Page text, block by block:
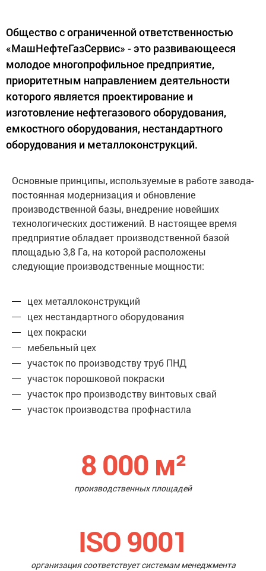
Общество с ограниченной ответственностью
«МашНефтеГазСервис» - это развивающееся
молодое многопрофильное предприятие,
приоритетным направлением деятельности
которого является проектирование и
изготовление нефтегазового оборудования,
емкостного оборудования, нестандартного
оборудования и металлоконструкций.
Основные принципы, используемые в работе завода-
постоянная модернизация и обновление
производственной базы, внедрение новейших
технологических достижений. В настоящее время
предприятие обладает производственной базой
площадью 3,8 Га, на которой расположены
следующие производственные мощности:
цех металлоконструкций
цех нестандартного оборудования
цех покраски
мебельный цех
участок по производству труб ПНД
участок порошковой покраски
участок про производству винтовых свай
участок производства профнастила
8 000 м²
производственных площадей
ISO 9001
организация соответствует системам менеджмента